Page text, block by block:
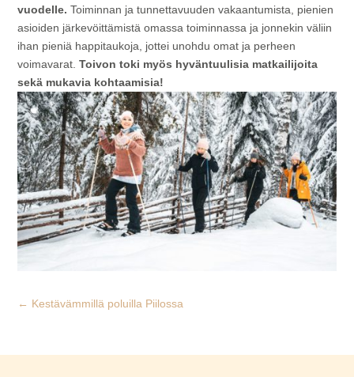
vuodelle.Toiminnan ja tunnettavuuden vakaantumista, pienien
asioiden järkevöittämistä omassa toiminnassa ja jonnekin väliin
ihan pieniä happitaukoja, jottei unohdu omat ja perheen
voimavarat.Toivon toki myös hyväntuulisia matkailijoita
sekä mukavia kohtaamisia!
← Kestävämmillä poluilla Piilossa